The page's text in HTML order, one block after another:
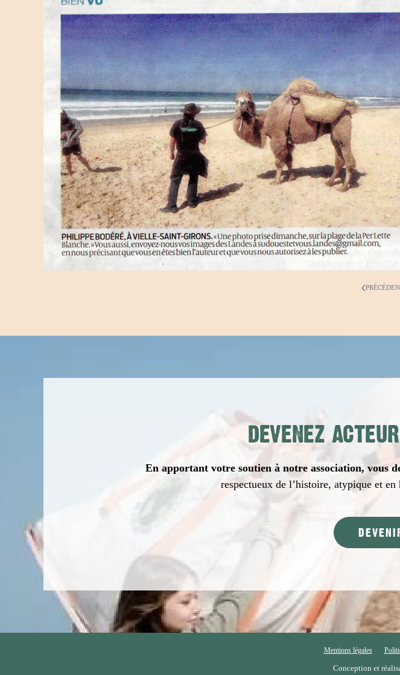
DEVENEZ
En apportant votre soutien à notre association, vous
respectueux de l’histoire, atypique et
Mentions légales
Conception et